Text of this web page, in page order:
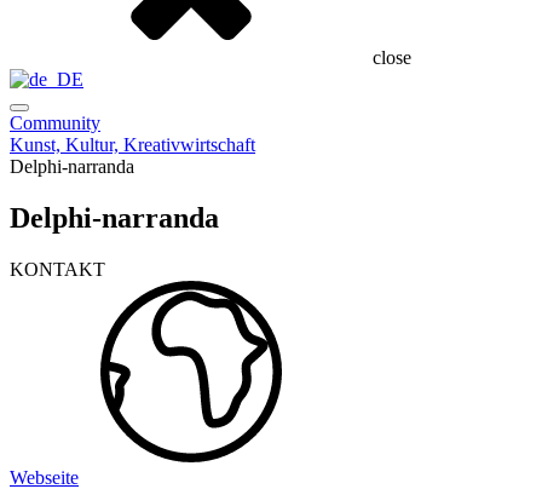
close
Community
Kunst, Kultur, Kreativwirtschaft
Delphi-narranda
Delphi-narranda
KONTAKT
Webseite